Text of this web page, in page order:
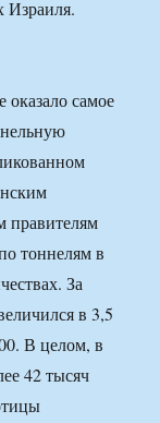
Израиля.
самое
правителям
тоннелям в
За
в 3,5
В целом, в
42 тысяч